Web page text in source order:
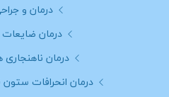
درمان و
درمان
درمان ناهنجاری
درمان انحرافات